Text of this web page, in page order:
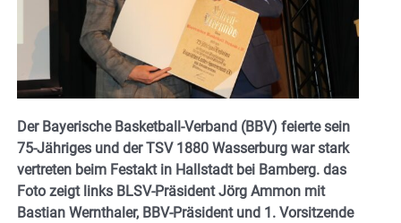
Der Bayerische Basketball-Verband (BBV) feierte sein
75-Jähriges und der TSV 1880 Wasserburg war stark
vertreten beim Festakt in Hallstadt bei Bamberg. das
Foto zeigt links BLSV-Präsident Jörg Ammon mit
Bastian Wernthaler, BBV-Präsident und 1. Vorsitzende